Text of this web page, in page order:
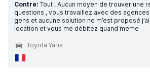
Contre: Tout ! Aucun moyen de trouver une
questions , vous travaillez avec des
gens et aucune solution ne m’est proposé
location et vous me débitez quand meme
Toyota Yaris